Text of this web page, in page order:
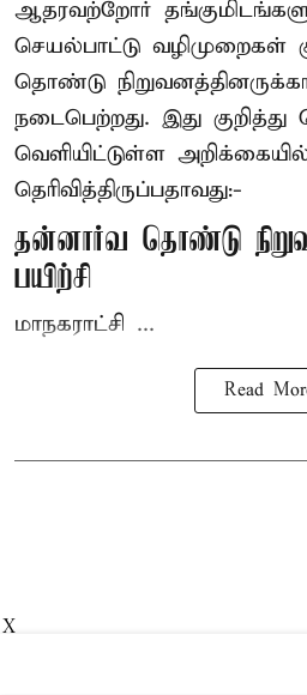
ஆதரவற்றோர்
செயல்பாட்டு வழிமுறைகள்
தொண்டு
நடைபெற்றது. இது
வெளியிட்டுள்ள
தெரிவித்திருப்பதாவது:-
தன்னார்வ தொண்டு
பயிற்சி
மாநகராட்சி ...
Read
X